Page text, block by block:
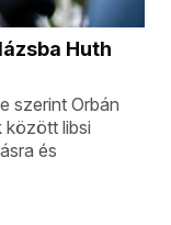
Huth
szerint Orbán
között libsi
és